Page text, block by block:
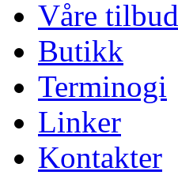
Våre tilbud
Butikk
Terminogi
Linker
Kontakter